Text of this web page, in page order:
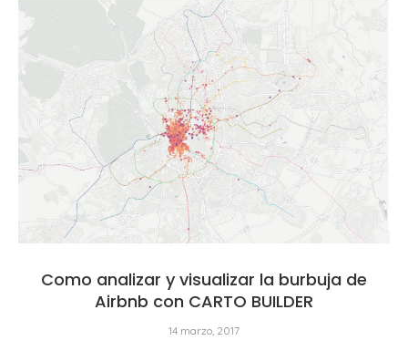
Como analizar y visualizar la burbuja de
Airbnb con CARTO BUILDER
14 marzo, 2017